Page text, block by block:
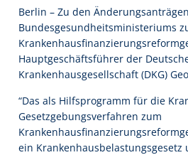
Berlin – Zu den
Bundesgesundheitsministeriums
Hauptgeschäftsführer der
Krankenhausgesellschaft (DKG)
“Das als Hilfsprogramm für die
Gesetzgebungsverfahren zum
ein Krankenhausbelastungsgesetz